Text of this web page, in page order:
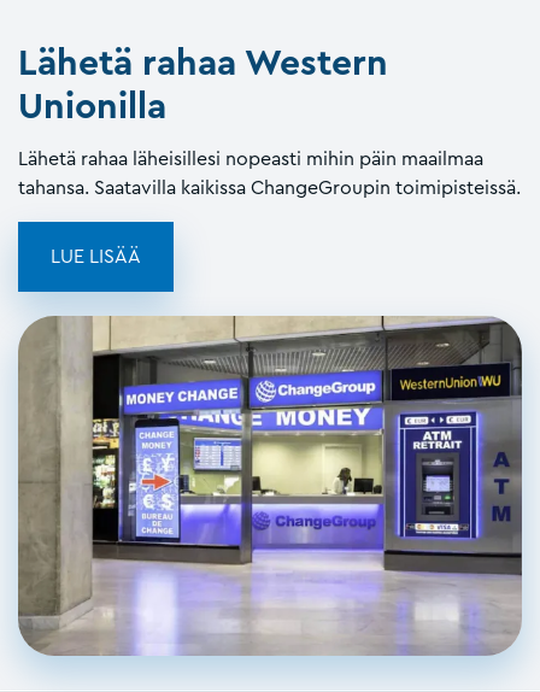
Lähetä rahaa Western
Unionilla
Lähetä rahaa läheisillesi nopeasti mihin päin maailmaa
tahansa. Saatavilla kaikissa ChangeGroupin toimipisteissä.
LUE LISÄÄ